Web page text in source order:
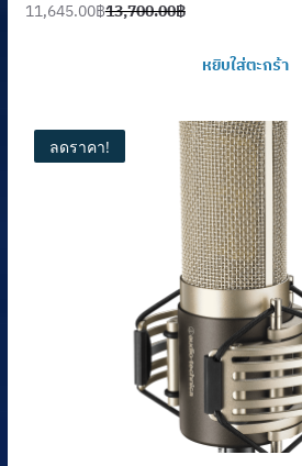
13,700.00฿
Original
11,645.00฿
Current
หยิบใส่ตะกร้า
ลดราคา!